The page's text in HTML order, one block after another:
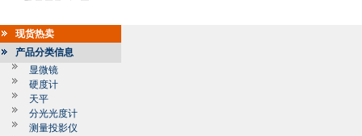
现货热卖
产品分类信息
显微镜
硬度计
天平
分光光度计
测量投影仪